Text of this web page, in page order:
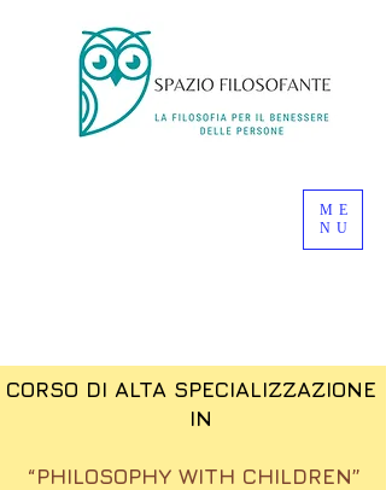
ME
NU
CORSO DI ALTA SPECIALIZZAZIONE
IN
“PHILOSOPHY WITH CHILDREN”